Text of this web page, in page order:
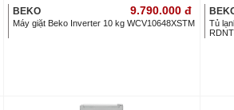
BEKO
9.790.000 đ
Máy giặt Beko Inverter 10 kg WCV10648XSTM
Tủ